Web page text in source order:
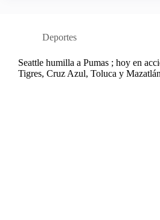
Deportes
Seattle humilla a Pumas ; hoy en
Tigres, Cruz Azul, Toluca y Mazatlán